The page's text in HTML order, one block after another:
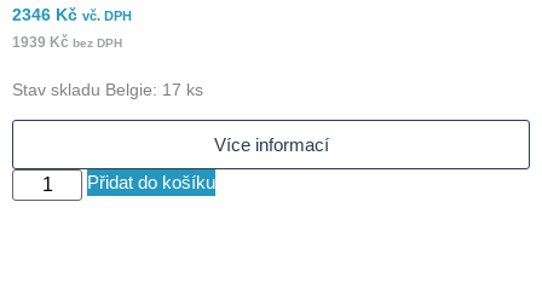
2346 Kč vč. DPH
1939 Kč bez DPH
Stav skladu Belgie: 17 ks
Více informací
Přidat do košíku